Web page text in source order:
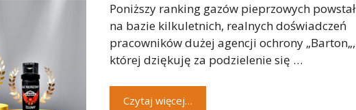
Poniższy ranking gazów pieprzowych powstał
na bazie kilkuletnich, realnych doświadczeń
pracowników dużej agencji ochrony „Barton„,
której dziękuję za podzielenie się …
Czytaj więcej…